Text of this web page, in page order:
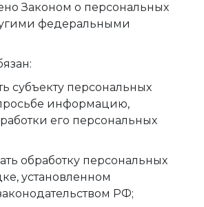
Законом о персональных
федеральными
субъекту персональных
информацию,
его персональных
обработку персональных
установленном
РФ;